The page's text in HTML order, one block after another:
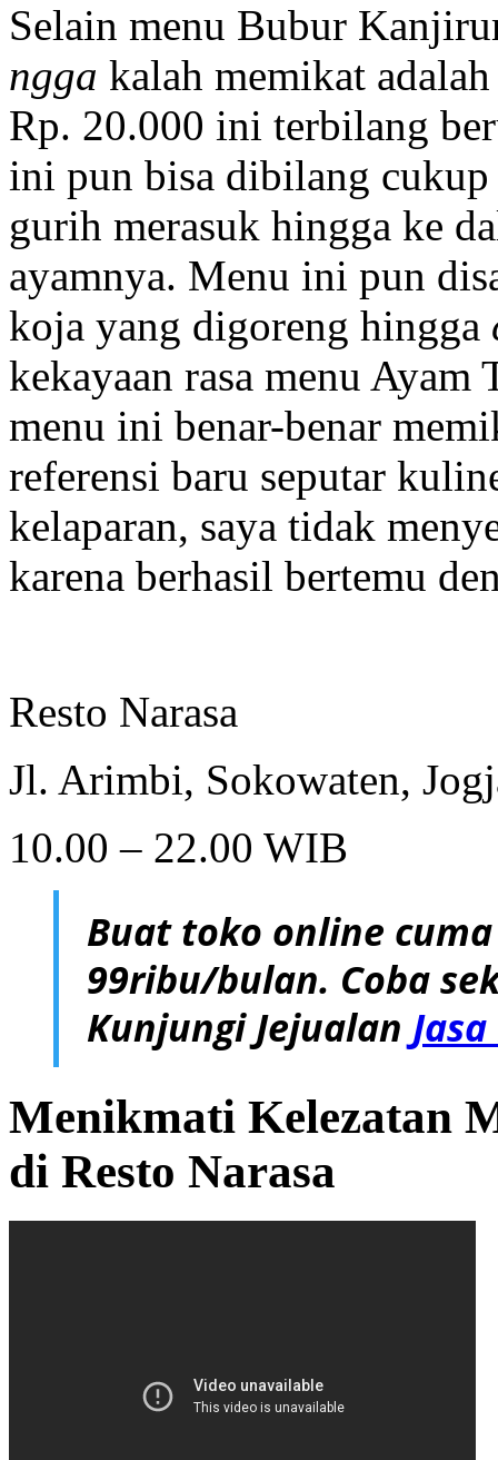
Selain menu Bubur
ngga kalah memikat
Rp. 20.000 ini terbilang
ini pun bisa dibilang
gurih merasuk hingga ke
ayamnya. Menu ini pun
koja yang digoreng hingga
kekayaan rasa menu
menu ini benar-benar
referensi baru seputar
kelaparan, saya tidak
karena berhasil bertemu
Resto Narasa
Jl. Arimbi, Sokowaten,
10.00 – 22.00 WIB
Buat toko online
99ribu/bulan. Coba
Kunjungi Jejualan
Menikmati Kelezatan
di Resto Narasa